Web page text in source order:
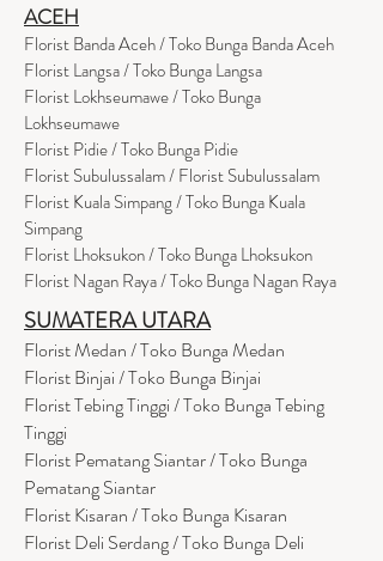
ACEH
Florist Banda Aceh / Toko Bunga Banda Aceh
Florist Langsa / Toko Bunga Langsa
Florist Lokhseumawe / Toko Bunga
Lokhseumawe
Florist Pidie / Toko Bunga Pidie
Florist Subulussalam / Florist Subulussalam
Florist Kuala Simpang / Toko Bunga Kuala
Simpang
Florist Lhoksukon / Toko Bunga Lhoksukon
Florist Nagan Raya / Toko Bunga Nagan Raya
SUMATERA UTARA
Florist Medan / Toko Bunga Medan
Florist Binjai / Toko Bunga Binjai
Florist Tebing Tinggi / Toko Bunga Tebing
Tinggi
Florist Pematang Siantar / Toko Bunga
Pematang Siantar
Florist Kisaran / Toko Bunga Kisaran
Florist Deli Serdang / Toko Bunga Deli